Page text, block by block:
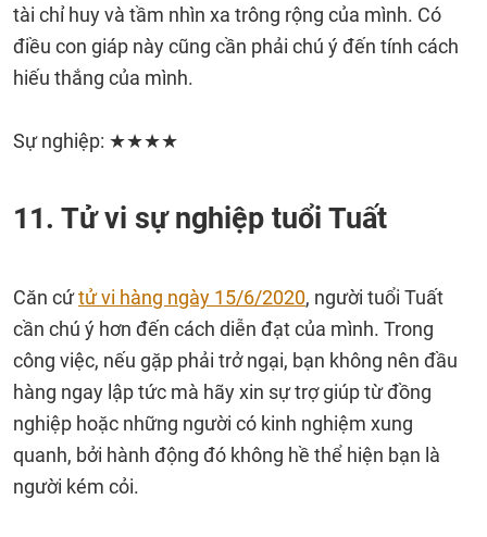
tài chỉ huy và tầm nhìn xa trông rộng của mình. Có
điều con giáp này cũng cần phải chú ý đến tính cách
hiếu thắng của mình.
Sự nghiệp: ★★★★
11. Tử vi sự nghiệp tuổi Tuất
Căn cứtử vi hàng ngày 15/6/2020, người tuổi Tuất
cần chú ý hơn đến cách diễn đạt của mình. Trong
công việc, nếu gặp phải trở ngại, bạn không nên đầu
hàng ngay lập tức mà hãy xin sự trợ giúp từ đồng
nghiệp hoặc những người có kinh nghiệm xung
quanh, bởi hành động đó không hề thể hiện bạn là
người kém cỏi.